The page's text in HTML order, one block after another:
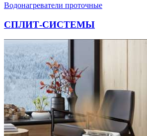
Водонагреватели проточные
СПЛИТ-СИСТЕМЫ